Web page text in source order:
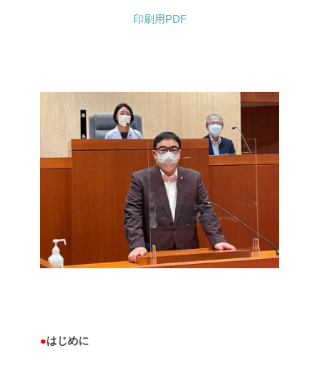
印刷用PDF
●はじめに